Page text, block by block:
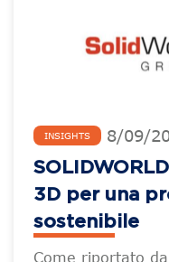
INSIGHTS 8/09/
3D per una
sostenibile
Come riportato